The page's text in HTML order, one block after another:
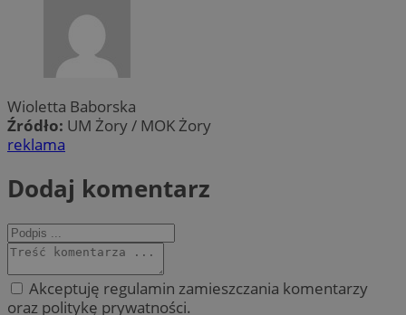
Wioletta Baborska
Źródło: UM Żory / MOK Żory
reklama
Dodaj komentarz
Akceptuję regulamin zamieszczania komentarzy
oraz politykę prywatności.